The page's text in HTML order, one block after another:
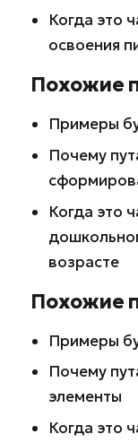
Когда это
освоения
Похожие
Примеры
Почему
Когда это
возрасте
Похожие
Примеры
Почему
элементы
Когда это